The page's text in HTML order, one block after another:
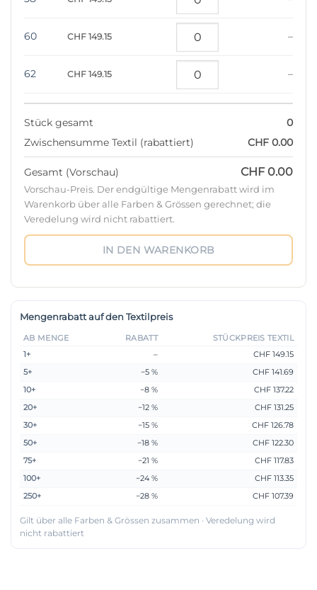
60 CHF 149.15 –
62 CHF 149.15 –
Stück gesamt
0
Zwischensumme Textil (rabattiert)
CHF 0.00
Gesamt (Vorschau) CHF 0.00
Vorschau-Preis. Der endgültige Mengenrabatt wird im
Warenkorb über alle Farben & Grössen gerechnet; die
Veredelung wird nicht rabattiert.
IN DEN WARENKORB
Mengenrabatt auf den Textilpreis
AB MENGE RABATT
STÜCKPREIS TEXTIL
1+
–
CHF 149.15
5+
−5 %
CHF 141.69
10+
−8 %
CHF 137.22
20+
−12 %
CHF 131.25
30+
−15 %
CHF 126.78
50+
−18 %
CHF 122.30
75+
−21 %
CHF 117.83
100+
−24 %
CHF 113.35
250+
−28 % CHF 107.39
Gilt über alle Farben & Grössen zusammen · Veredelung wird
nicht rabattiert